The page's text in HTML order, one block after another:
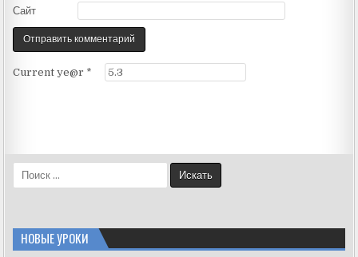
Сайт
Current ye@r *
e
h
НОВЫЕ УРОКИ